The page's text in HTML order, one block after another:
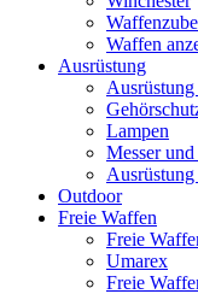
Waffen
Ausrüstung
Ausrüstung
Lampen
Messer
Ausrüstung
Outdoor
Freie Waffen
Freie
Umarex
Freie